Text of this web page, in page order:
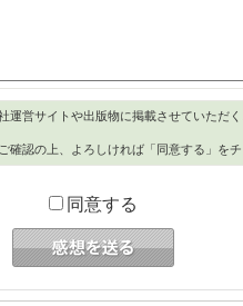
営サイトや出版物に掲載させていただ
確認の上、よろしければ「同意する」を
同意する